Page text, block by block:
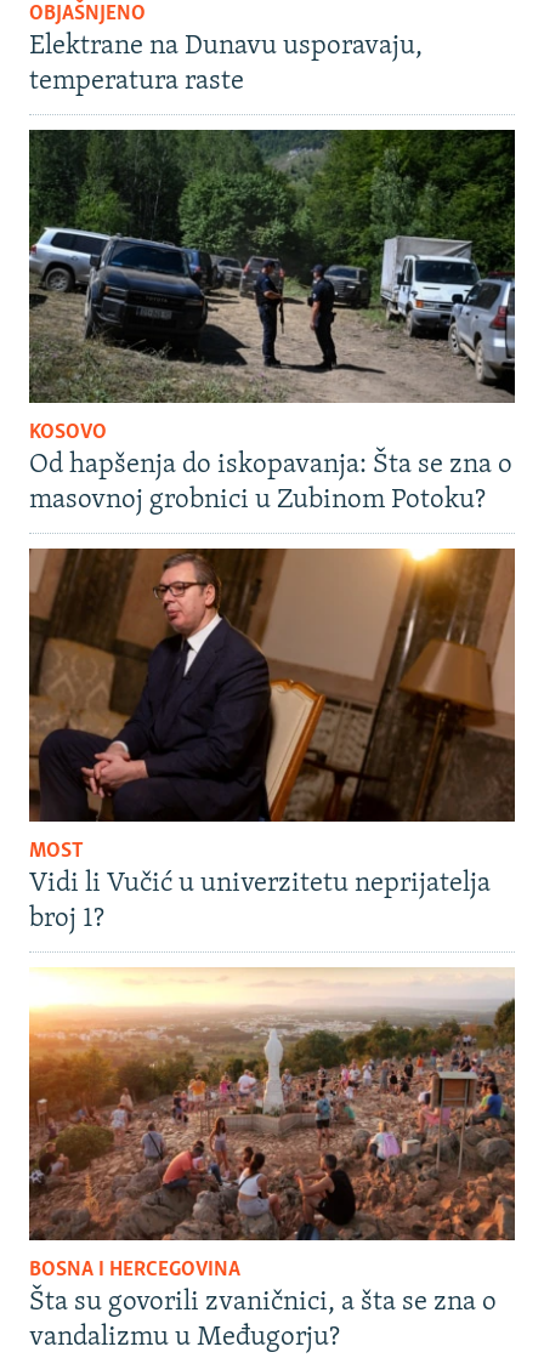
OBJAŠNJENO
Elektrane na Dunavu usporavaju,
temperatura raste
KOSOVO
Od hapšenja do iskopavanja: Šta se zna o
masovnoj grobnici u Zubinom Potoku?
MOST
Vidi li Vučić u univerzitetu neprijatelja
broj 1?
BOSNA I HERCEGOVINA
Šta su govorili zvaničnici, a šta se zna o
vandalizmu u Međugorju?